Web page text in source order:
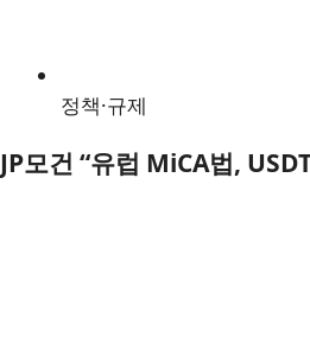
정책·규제
JP모건 “유럽 MiCA법,